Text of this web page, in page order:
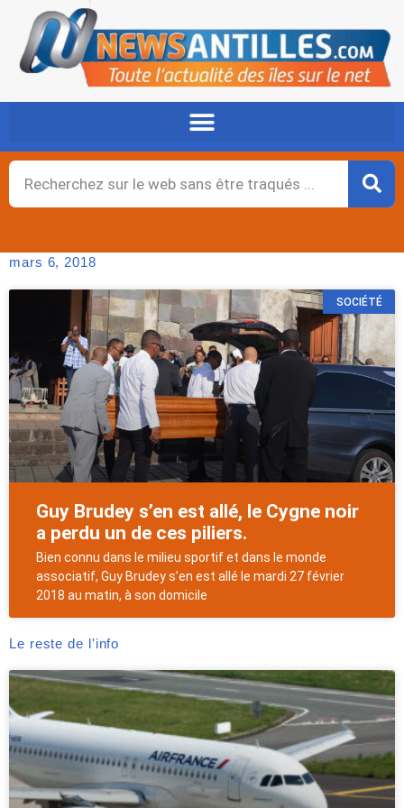
contenu
Rechercher
mars 6, 2018
SOCIÉTÉ
Guy Brudey s’en est allé, le Cygne noir
a perdu un de ces piliers.
Bien connu dans le milieu sportif et dans le monde
associatif, Guy Brudey s’en est allé le mardi 27 février
2018 au matin, à son domicile
Le reste de l'info